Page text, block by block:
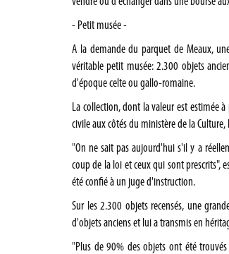
- Petit musée -
A la demande du parquet de Meaux,
véritable petit musée: 2.300 objets
d'époque celte ou gallo-romaine.
La collection, dont la valeur est estimée
civile aux côtés du ministère de la
"On ne sait pas aujourd'hui s'il y a
coup de la loi et ceux qui sont prescrits",
été confié à un juge d'instruction.
Sur les 2.300 objets recensés, une
d'objets anciens et lui a transmis en
"Plus de 90% des objets ont été